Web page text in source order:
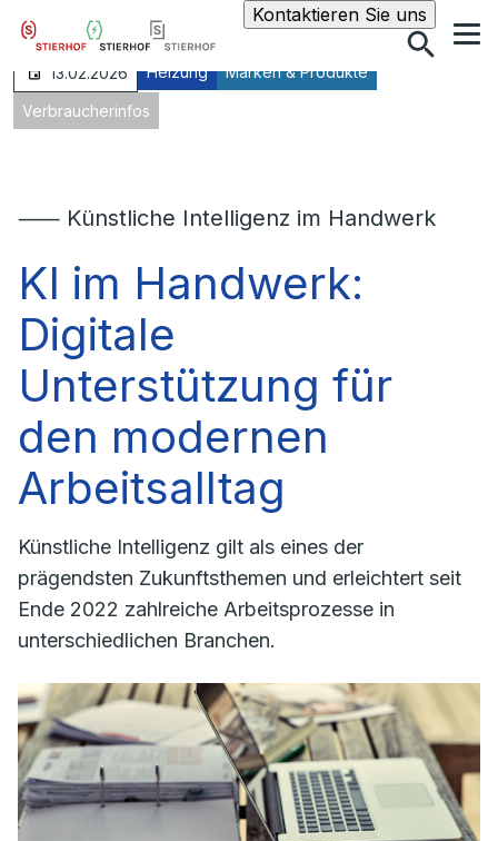
Kontaktieren Sie unsSuche
13.02.2026 Heizung Marken & Produkte
Verbraucherinfos
⸺ Künstliche Intelligenz im Handwerk
KI im Handwerk:
Digitale
Unterstützung für
den modernen
Arbeitsalltag
Künstliche Intelligenz gilt als eines der
prägendsten Zukunftsthemen und erleichtert seit
Ende 2022 zahlreiche Arbeitsprozesse in
unterschiedlichen Branchen.